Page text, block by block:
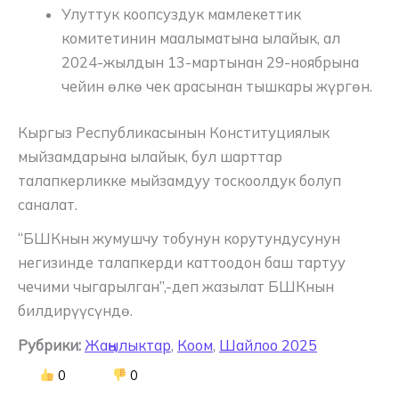
Улуттук коопсуздук мамлекеттик
комитетинин маалыматына ылайык, ал
2024-жылдын 13-мартынан 29-ноябрына
чейин өлкө чек арасынан тышкары жүргөн.
Кыргыз Республикасынын Конституциялык
мыйзамдарына ылайык, бул шарттар
талапкерликке мыйзамдуу тоскоолдук болуп
саналат.
“БШКнын жумушчу тобунун корутундусунун
негизинде талапкерди каттоодон баш тартуу
чечими чыгарылган”,-деп жазылат БШКнын
билдирүүсүндө.
Рубрики: Жаңылыктар, Коом, Шайлоо 2025
0 0